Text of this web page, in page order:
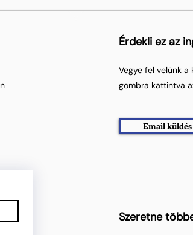
Érdekli ez az
Vegye fel velünk a
gombra kattintva
Email küldés
Szeretne